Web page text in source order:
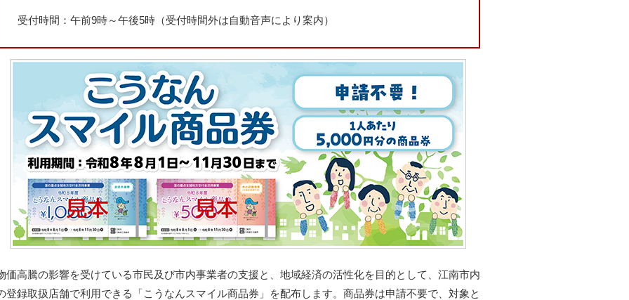
受付時間：午前9時～午後5時（受付時間外は自動音声により案内）
価高騰の影響を受けている市民及び市内事業者の支援と、地域経済の活性化を目的として、江南市内
登録取扱店舗で利用できる「こうなんスマイル商品券」を配布します。商品券は申請不要で、対象と